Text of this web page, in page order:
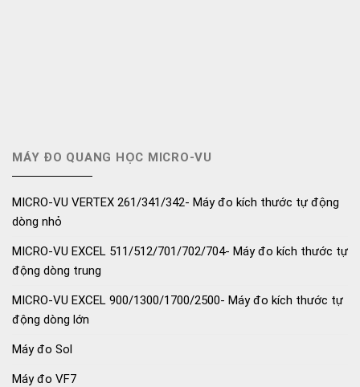
MÁY ĐO QUANG HỌC MICRO-VU
MICRO-VU VERTEX 261/341/342- Máy đo kích thước tự động
dòng nhỏ
MICRO-VU EXCEL 511/512/701/702/704- Máy đo kích thước tự
động dòng trung
MICRO-VU EXCEL 900/1300/1700/2500- Máy đo kích thước tự
động dòng lớn
Máy đo Sol
Máy đo VF7